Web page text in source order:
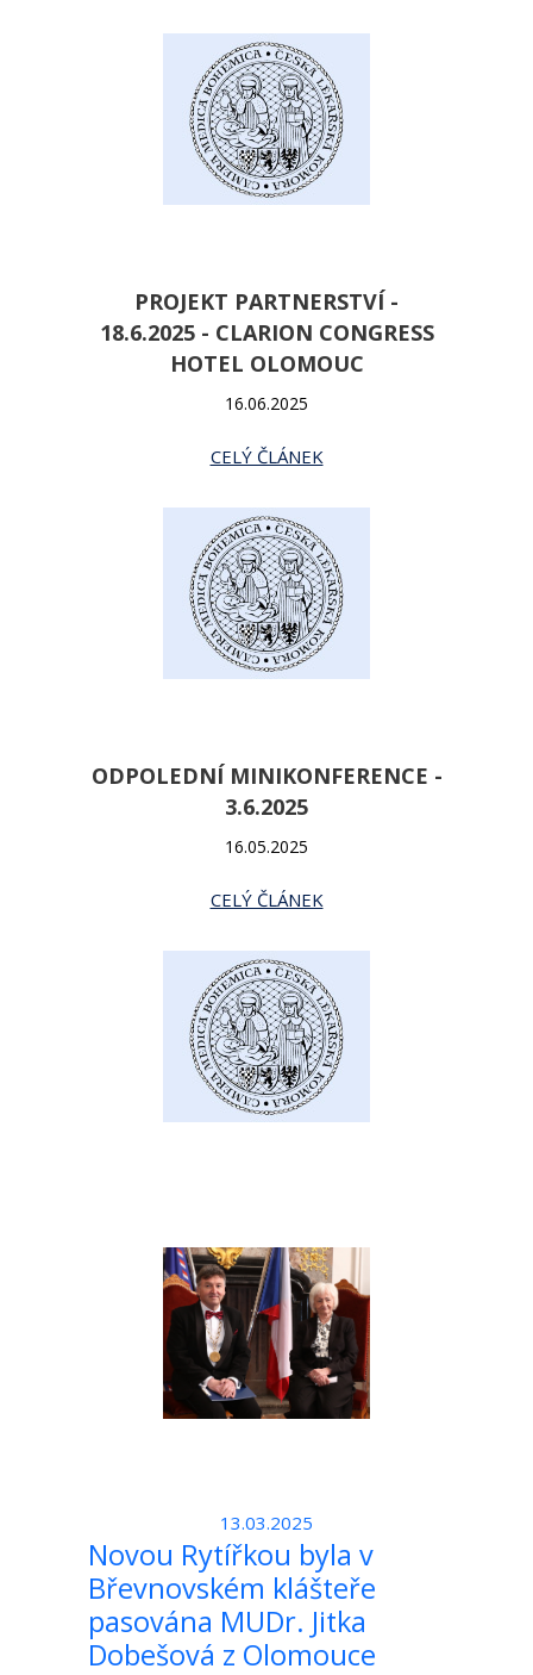
PROJEKT PARTNERSTVÍ -
18.6.2025 - CLARION CONGRESS
HOTEL OLOMOUC
16.06.2025
CELÝ ČLÁNEK
ODPOLEDNÍ MINIKONFERENCE -
3.6.2025
16.05.2025
CELÝ ČLÁNEK
Novou Rytířkou byla v
Břevnovském klášteře
pasována MUDr. Jitka
Dobešová z Olomouce
13.03.2025